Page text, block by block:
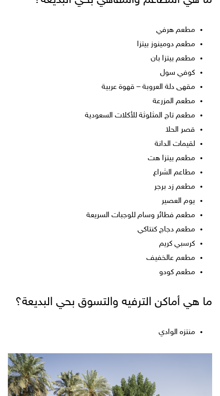
مطعم هرفي
مطعم دومينوز بيتزا
مطعم بيتزا بان
كوفي سول
مقهى دلة العروبة – قهوة عربية
مطعم المزرعة
مطعم تاج المثلوثة للأكلات السعودية
قصر الحلا
لقيمات الدانة
مطعم بيتزا هت
مطاعم الشراع
مطعم زد برجر
يوم العصير
مطعم فطائر وسام للوجبات السريعة
مطعم دجاج كنتاكي
كرسبي كريم
مطعم عالخفيف
مطعم كودو
ما هي أماكن الترفيه والتسوق بحي البديعة؟
منتزه الوادي